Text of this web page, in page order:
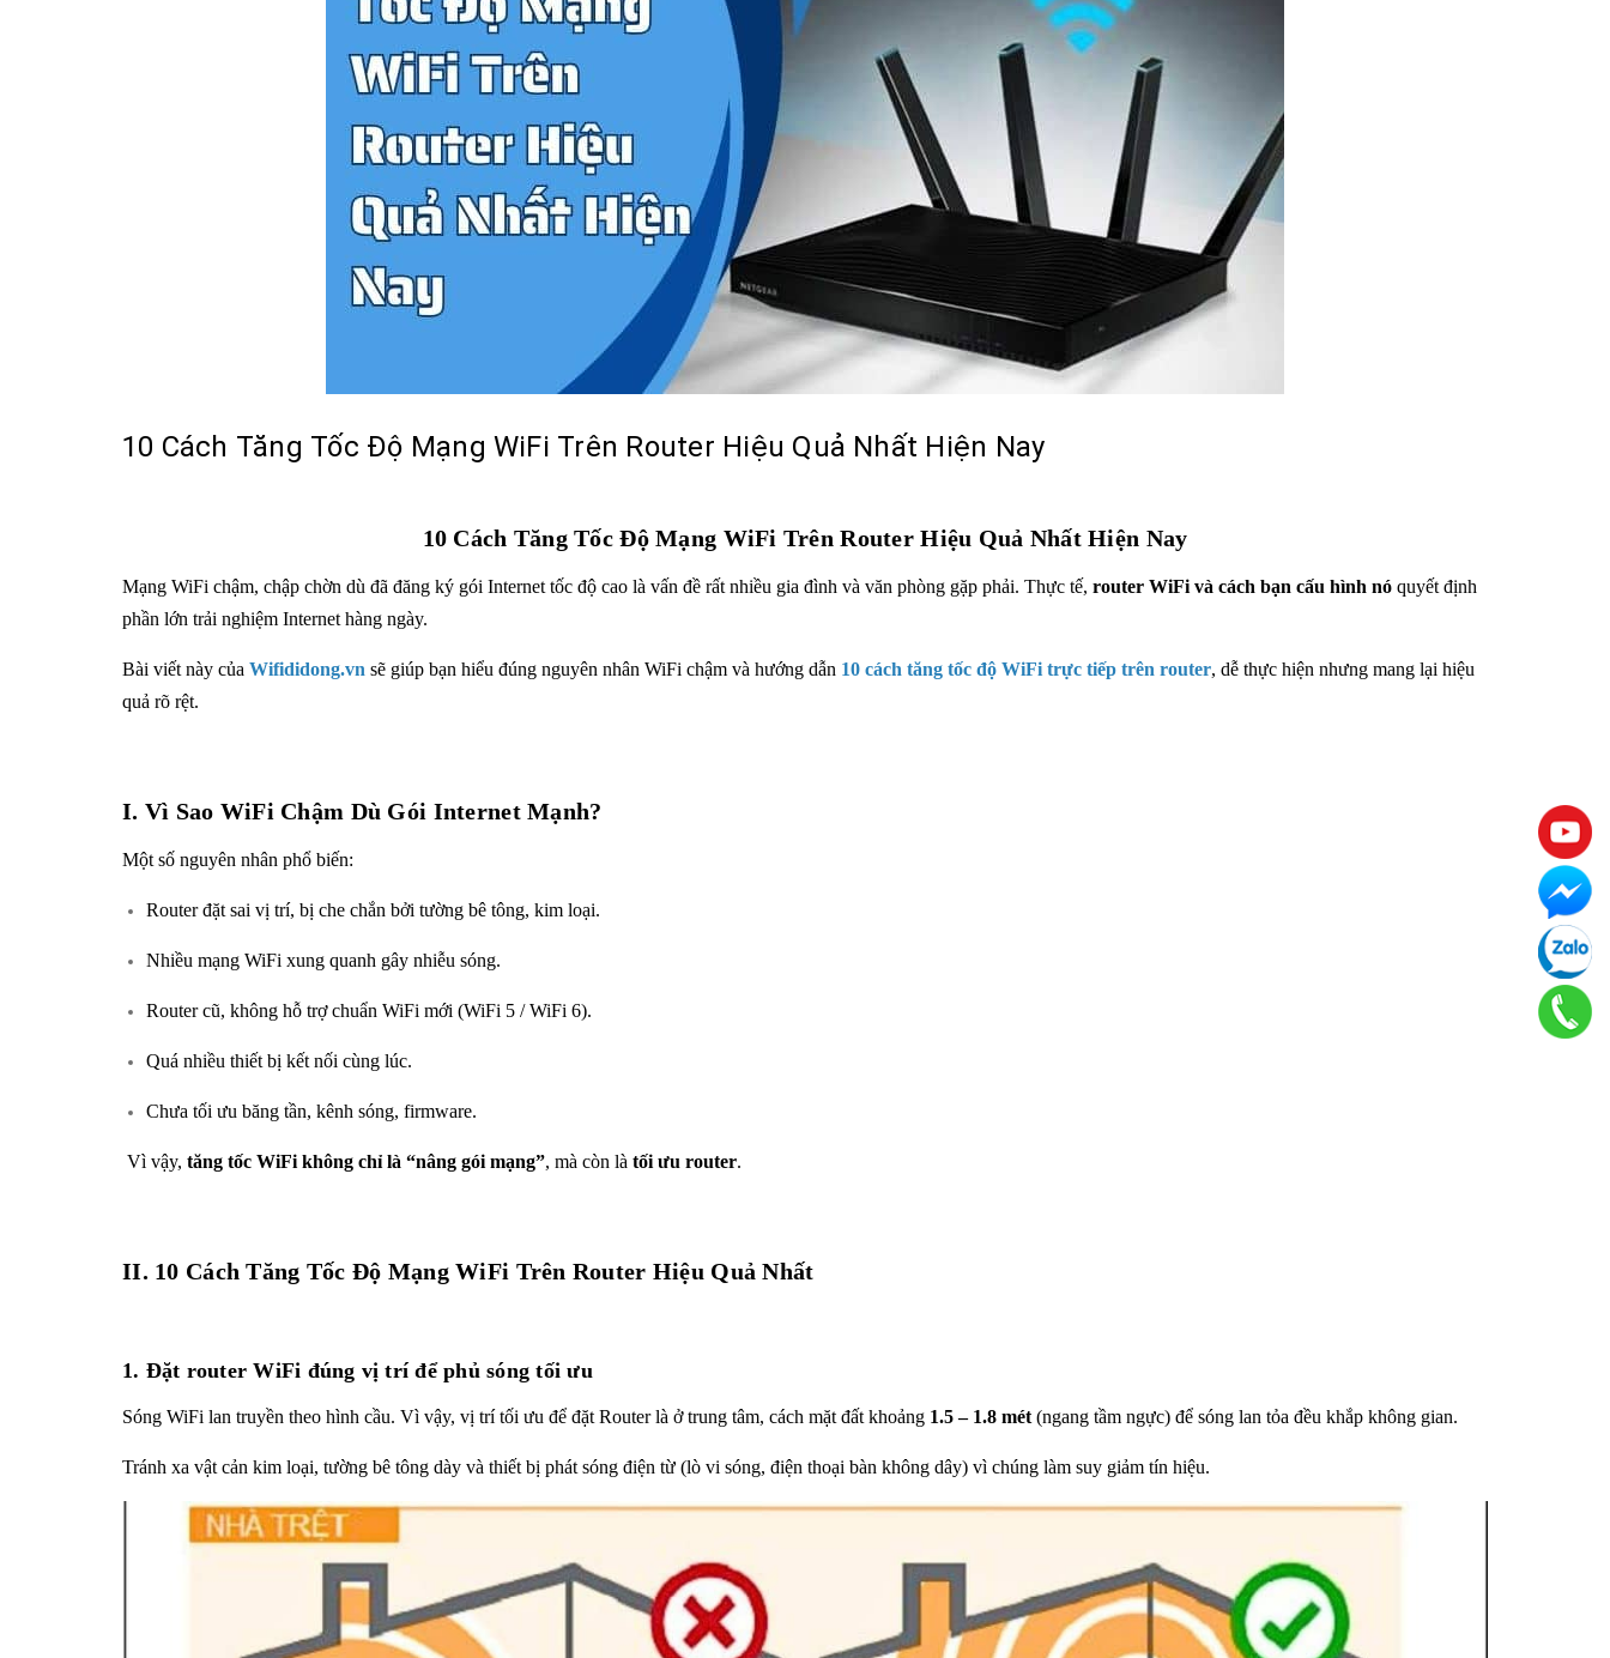
10 Cách Tăng Tốc Độ Mạng WiFi Trên Router Hiệu Quả Nhất Hiện Nay
10 Cách Tăng Tốc Độ Mạng WiFi Trên Router Hiệu Quả Nhất Hiện Nay
Mạng WiFi chậm, chập chờn dù đã đăng ký gói Internet tốc độ cao là vấn đề rất nhiều gia đình và văn phòng gặp phải. Thực tế, router WiFi và cách bạn cấu hình nó quyết định
phần lớn trải nghiệm Internet hàng ngày.
Bài viết này của Wifididong.vn sẽ giúp bạn hiểu đúng nguyên nhân WiFi chậm và hướng dẫn 10 cách tăng tốc độ WiFi trực tiếp trên router, dễ thực hiện nhưng mang lại hiệu
quả rõ rệt.
I. Vì Sao WiFi Chậm Dù Gói Internet Mạnh?
Một số nguyên nhân phổ biến:
Router đặt sai vị trí, bị che chắn bởi tường bê tông, kim loại.
Nhiều mạng WiFi xung quanh gây nhiễu sóng.
Router cũ, không hỗ trợ chuẩn WiFi mới (WiFi 5 / WiFi 6).
Quá nhiều thiết bị kết nối cùng lúc.
Chưa tối ưu băng tần, kênh sóng, firmware.
Vì vậy, tăng tốc WiFi không chỉ là “nâng gói mạng”, mà còn là tối ưu router.
II. 10 Cách Tăng Tốc Độ Mạng WiFi Trên Router Hiệu Quả Nhất
1. Đặt router WiFi đúng vị trí để phủ sóng tối ưu
Sóng WiFi lan truyền theo hình cầu. Vì vậy, vị trí tối ưu để đặt Router là ở trung tâm, cách mặt đất khoảng 1.5 – 1.8 mét (ngang tầm ngực) để sóng lan tỏa đều khắp không gian.
Tránh xa vật cản kim loại, tường bê tông dày và thiết bị phát sóng điện từ (lò vi sóng, điện thoại bàn không dây) vì chúng làm suy giảm tín hiệu.